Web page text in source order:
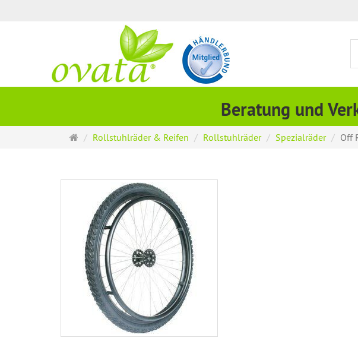
Beratung und
Startseite
Rollstuhlräder & Reifen Rollstuhlräder Spezialräder Off